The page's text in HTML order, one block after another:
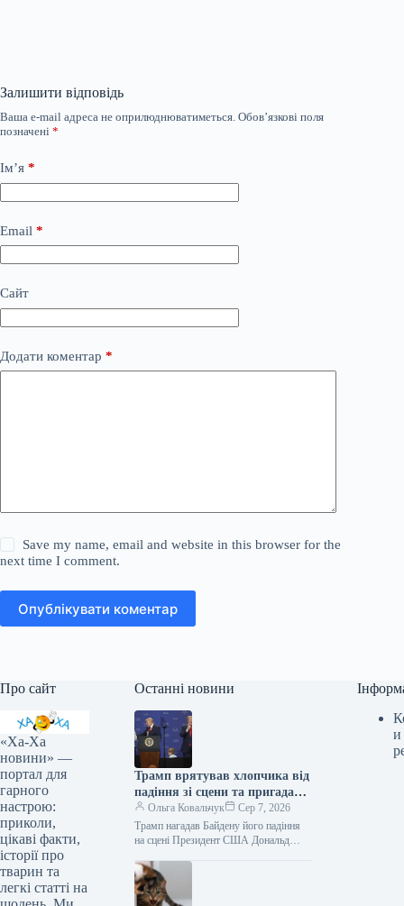
Залишити відповідь
Ваша e-mail адреса не оприлюднюватиметься. Обов’язкові поля
позначені *
Ім’я *
Email *
Сайт
Додати коментар *
Save my name, email and website in this browser for the
next time I comment.
Опублікувати коментар
Про сайт
«Ха-Ха
новини» —
портал для
гарного
настрою:
приколи,
цікаві факти,
історії про
тварин та
легкі статті на
Останні новини
Трамп врятував хлопчика від
падіння зі сцени та пригадав
Байдена (відео)
Ольга Ковальчук
Сер 7, 2026
Трамп нагадав Байдену його падіння
на сцені Президент США Дональд
сцени та обмовився про…
и